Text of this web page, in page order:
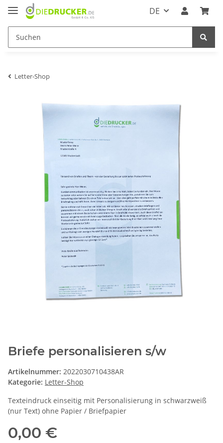
DE
Letter-Shop
Briefe personalisieren s/w
Artikelnummer: 2022030710438AR
Kategorie: Letter-Shop
Texteindruck einseitig mit Personalisierung in schwarzweiß
(nur Text) ohne Papier / Briefpapier
0,00 €